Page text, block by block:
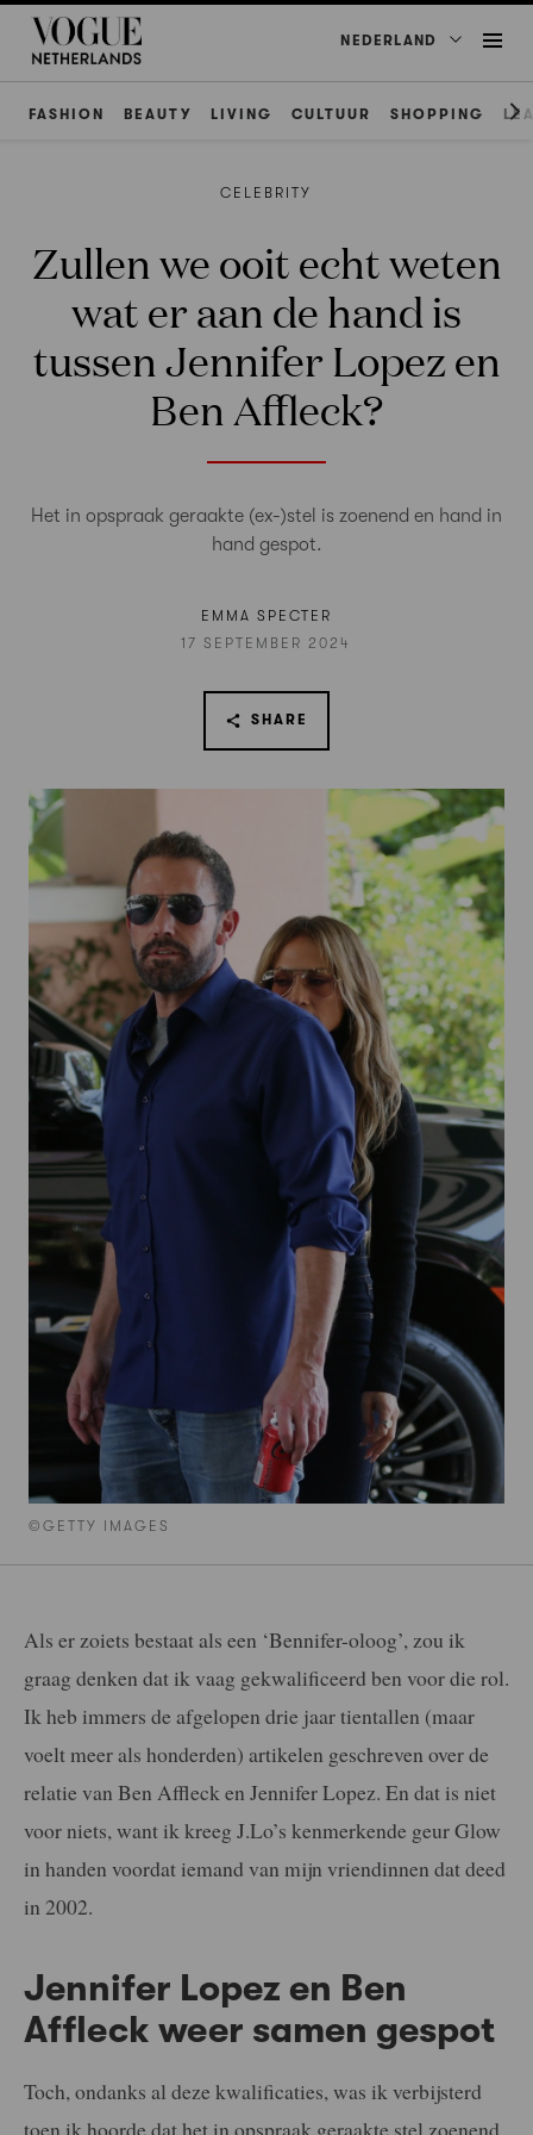
NEDERLAND
FASHION BEAUTY LIVING CULTUUR SHOPPING
©GETTY IMAGES
CELEBRITY
Zullen we ooit echt weten
wat er aan de hand is
tussen Jennifer Lopez en
Ben Affleck?
Het in opspraak geraakte (ex-)stel is zoenend en hand in
hand gespot.
EMMA SPECTER
17 SEPTEMBER 2024
SHARE
Als er zoiets bestaat als een ‘Bennifer-oloog’, zou ik
graag denken dat ik vaag gekwalificeerd ben voor die rol.
Ik heb immers de afgelopen drie jaar tientallen (maar
voelt meer als honderden) artikelen geschreven over de
relatie van Ben Affleck en Jennifer Lopez. En dat is niet
voor niets, want ik kreeg J.Lo’s kenmerkende geur Glow
in handen voordat iemand van mijn vriendinnen dat deed
in 2002.
Jennifer Lopez en Ben
Affleck weer samen gespot
Toch, ondanks al deze kwalificaties, was ik verbijsterd
toen ik hoorde dat het in opspraak geraakte stel zoenend